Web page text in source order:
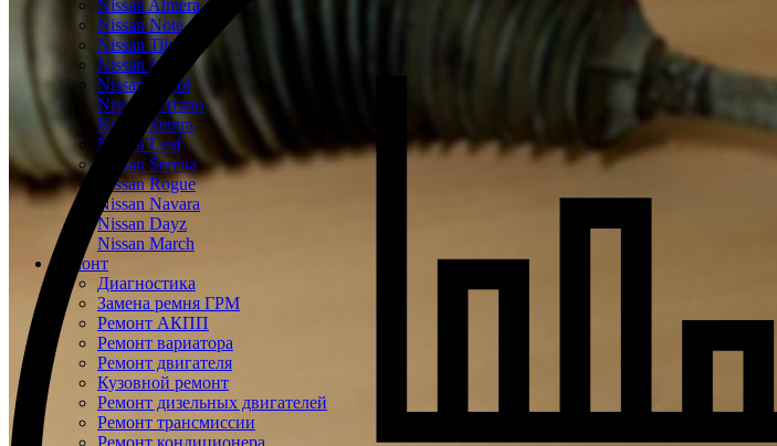
Nissan Almera
Nissan Note
Nissan Tiida
Nissan Juke
Nissan Patrol
Nissan Terrano
Nissan Sentra
Nissan Leaf
Nissan Serena
Nissan Rogue
Nissan Navara
Nissan Dayz
Nissan March
Ремонт
Диагностика
Замена ремня ГРМ
Ремонт АКПП
Ремонт вариатора
Ремонт двигателя
Кузовной ремонт
Ремонт дизельных двигателей
Ремонт трансмиссии
Ремонт кондиционера